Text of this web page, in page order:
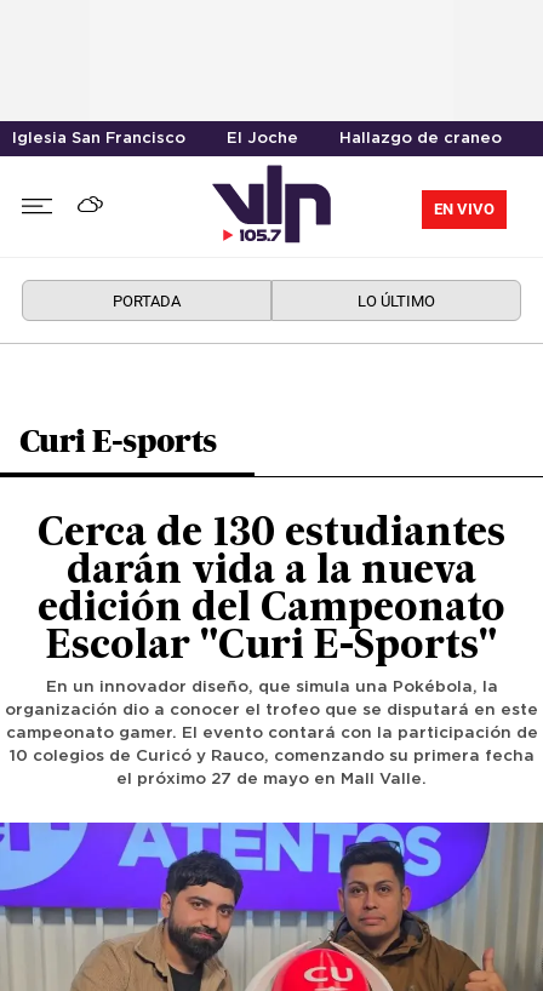
Iglesia San Francisco El Joche Hallazgo de craneo
EN VIVO
PORTADA LO ÚLTIMO
Curi E-sports
Cerca de 130 estudiantes
darán vida a la nueva
edición del Campeonato
Escolar "Curi E-Sports"
En un innovador diseño, que simula una Pokébola, la
organización dio a conocer el trofeo que se disputará en este
campeonato gamer. El evento contará con la participación de
10 colegios de Curicó y Rauco, comenzando su primera fecha
el próximo 27 de mayo en Mall Valle.